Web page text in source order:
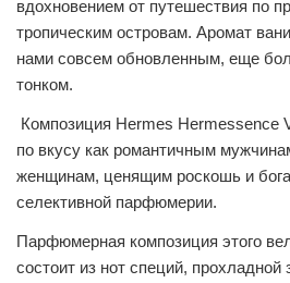
вдохновением от путешествия по
тропическим островам. Аромат
нами совсем обновленным, еще
тонком.
Композиция Hermes Hermessence
по вкусу как романтичным
женщинам, ценящим роскошь и
селективной парфюмерии.
Парфюмерная композиция этого
состоит из нот специй, прохладной